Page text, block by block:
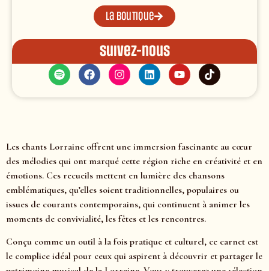
La boutique
Suivez-nous
Les chants Lorraine offrent une immersion fascinante au cœur
des mélodies qui ont marqué cette région riche en créativité et en
émotions. Ces recueils mettent en lumière des chansons
emblématiques, qu’elles soient traditionnelles, populaires ou
issues de courants contemporains, qui continuent à animer les
moments de convivialité, les fêtes et les rencontres.
Conçu comme un outil à la fois pratique et culturel, ce carnet est
le complice idéal pour ceux qui aspirent à découvrir et partager le